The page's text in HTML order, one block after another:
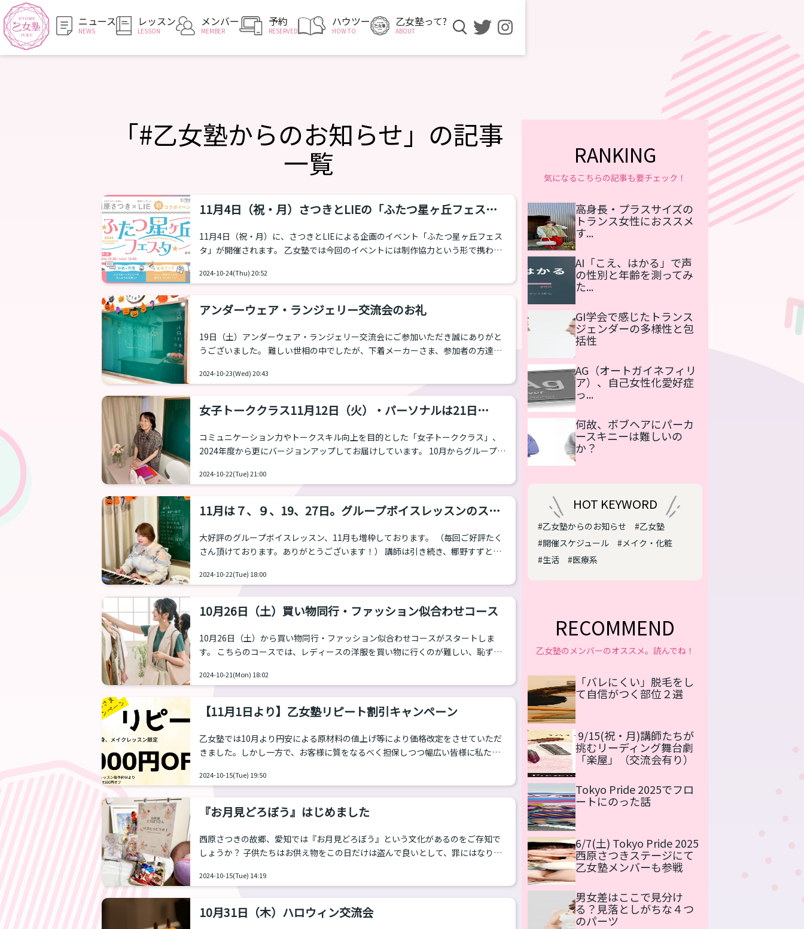
ニュース
NEWS
レッスン
LESSON
メンバー
MEMBER
予約
RESERVED
ハウツー
HOW TO
乙女塾って?
ABOUT
「#乙女塾からのお知らせ」の記事
一覧
11月4日（祝・月）さつきとLIEの「ふたつ星ヶ丘フェス
11月4日（祝・月）に、さつきとLIEによる企画のイベント「ふたつ星ヶ丘フェス
タ」が開催されます。 乙女塾では今回のイベントには制作協力という形で携わっ
撮影を乙女塾でおこないました！その写真を先行でご紹介いたします。 こちらは
の撮影。お姫様のお化粧部屋がテーマです。 その...
2024-10-24(Thu) 20:52
アンダーウェア・ランジェリー交流会のお礼
19日（土）アンダーウェア・ランジェリー交流会にご参加いただき誠にありがと
うございました。 難しい世相の中でしたが、下着メーカーさま、参加者の方達の
しいただき、最近の会の中でも特に盛り上がりを感じられる時間となりました。
た。 本当にありがとうございました。 MAIからのメッセージ 参加くださった皆さ
ま誠にありがとうございました。 参...
2024-10-23(Wed) 20:43
女子トーククラス11月12日（火）・パーソナルは21日
コミュニケーション力やトークスキル向上を目的とした「女子トーククラス」、
2024年度から更にバージョンアップしてお届けしています。 10月からグループレ
も紹介され、そのゆるふわっとした雰囲気からハマる人が続出しています。 女子
回目以降）」 と、参加の条件が変わります。 より多くの方に楽しんでもらうため
に、「先輩」「後輩」という...
2024-10-22(Tue) 21:00
11月は７、９、19、27日。グループボイスレッスンのスケ
大好評のグループボイスレッスン、11月も増枠しております。 （毎回ご好評たく
さん頂けております。ありがとうございます！） 講師は引き続き、梛野すずとな
やるの？ 基本的にはマンツーマンレッスンで行われている内容を反映させなが
練習 キーボードの音に合わせて高音の練習をしてみましょう。 ２．原稿読み上げ
（難易度：★...
2024-10-22(Tue) 18:00
10月26日（土）買い物同行・ファッション似合わせコース
10月26日（土）から買い物同行・ファッション似合わせコースがスタートしま
す。 こちらのコースでは、レディースの洋服を買い物に行くのが難しい、恥ずか
わからない、自分のサイズに合ったものがどこに言っているのかわからないとい
寸（90分） 初回はヒアリング相談会になります。あなたがしてみたいテイストの
ファッションやファッションのお悩みをお聞かせくだ...
2024-10-21(Mon) 18:02
【11月1日より】乙女塾リピート割引キャンペーン
乙女塾では10月より円安による原材料の値上げ等により価格改定をさせていただ
きました。しかし一方で、お客様に質をなるべく担保しつつ幅広い皆様に私たち
日より「リピーター」キャンペーンを行います。 乙女塾 リピーターキャンペーン
とさせていただきます。（60分枠は500円の割引となります） 今回は「育乳・痩
身」と「メイクレッスン」のみの...
2024-10-15(Tue) 19:50
『お月見どろぼう』はじめました
西原さつきの故郷、愛知では『お月見どろぼう』という文化があるのをご存知で
しょうか？ 子供たちはお供え物をこの日だけは盗んで良いとして、罪にはなりま
があるからです。また、子供たちもお供えものを食べると健康になると言われて
うだい」と言いながらお菓子やお団子をもらうようになりました。 今では愛知県
2024-10-15(Tue) 14:19
10月31日（木）ハロウィン交流会
RANKING
気になるこちらの記事も要チェック！
高身長・プラスサイズの
トランス女性におススメ
す...
AI「こえ、はかる」で声
の性別と年齢を測ってみ
た...
GI学会で感じたトランス
ジェンダーの多様性と包
括性
AG（オートガイネフィリ
ア）、自己女性化愛好症
っ...
何故、ボブヘアにパーカ
ースキニーは難しいの
か？
HOT KEYWORD
#乙女塾からのお知らせ
#乙女塾
#開催スケジュール
#メイク・化粧
#生活
#医療系
RECOMMEND
乙女塾のメンバーのオススメ。読んでね！
「バレにくい」脱毛をし
て自信がつく部位２選
9/15(祝・月)講師たちが
挑むリーディング舞台劇
「楽屋」（交流会有り）
Tokyo Pride 2025でフロ
ートにのった話
6/7(土) Tokyo Pride 2025
西原さつきステージにて
乙女塾メンバーも参戦
男女差はここで見分け
る？見落としがちな４つ
のパーツ